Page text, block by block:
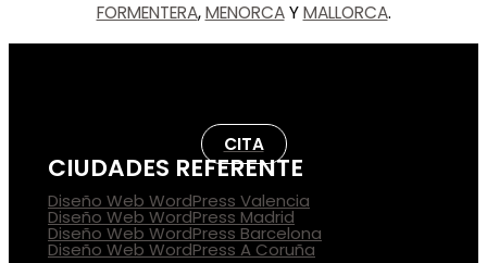
FORMENTERA,MENORCAYMALLORCA.
CITA
CIUDADES REFERENTE
Diseño Web WordPress Valencia
Diseño Web WordPress Madrid
Diseño Web WordPress Barcelona
Diseño Web WordPress A Coruña